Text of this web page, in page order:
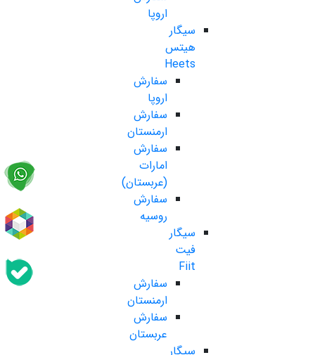
اروپا
سیگار
هیتس
Heets
سفارش
اروپا
سفارش
ارمنستان
سفارش
امارات
(عربستان)
سفارش
روسیه
سیگار
فیت
Fiit
سفارش
ارمنستان
سفارش
عربستان
سیگار